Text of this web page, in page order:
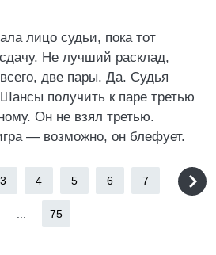
лицо судьи, пока тот
Не лучший расклад,
две пары. Да. Судья
получить к паре третью
Он не взял третью.
— возможно, он блефует.
3 4 5 6 7
75